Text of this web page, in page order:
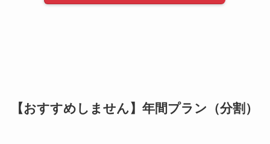
【おすすめしません】年間プラン（分割）